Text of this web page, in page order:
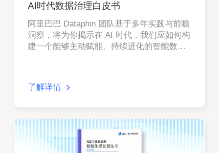
AI时代数据治理白皮书
阿里巴巴 Dataphin 团队基于多年实践与前瞻
洞察，将为你揭示在 AI 时代，我们应如何构
建一个能够主动赋能、持续进化的智能数据
了解详情